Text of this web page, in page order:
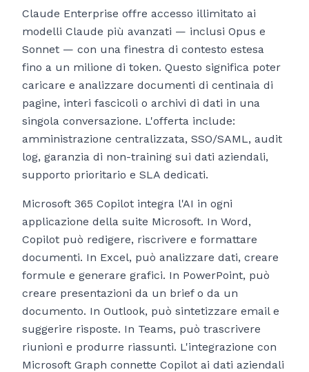
Claude Enterprise offre accesso illimitato ai
modelli Claude più avanzati — inclusi Opus e
Sonnet — con una finestra di contesto estesa
fino a un milione di token. Questo significa poter
caricare e analizzare documenti di centinaia di
pagine, interi fascicoli o archivi di dati in una
singola conversazione. L'offerta include:
amministrazione centralizzata, SSO/SAML, audit
log, garanzia di non-training sui dati aziendali,
supporto prioritario e SLA dedicati.
Microsoft 365 Copilot integra l'AI in ogni
applicazione della suite Microsoft. In Word,
Copilot può redigere, riscrivere e formattare
documenti. In Excel, può analizzare dati, creare
formule e generare grafici. In PowerPoint, può
creare presentazioni da un brief o da un
documento. In Outlook, può sintetizzare email e
suggerire risposte. In Teams, può trascrivere
riunioni e produrre riassunti. L'integrazione con
Microsoft Graph connette Copilot ai dati aziendali